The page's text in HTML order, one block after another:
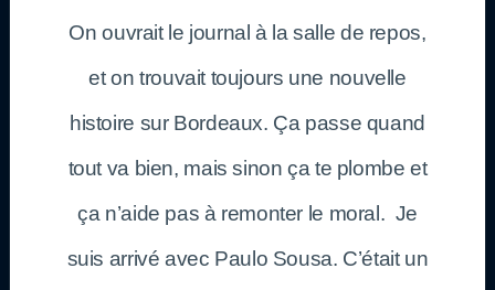
On ouvrait le journal à la salle de repos,
et on trouvait toujours une nouvelle
histoire sur Bordeaux. Ça passe quand
tout va bien, mais sinon ça te plombe et
ça n’aide pas à remonter le moral. Je
suis arrivé avec Paulo Sousa. C’était un